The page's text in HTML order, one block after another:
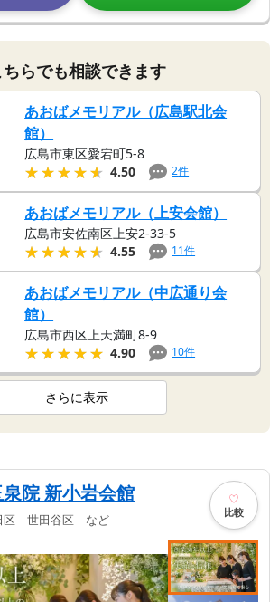
ちらでも相談できます
あおばメモリアル（広島駅北会
館）
広島市東区愛宕町5-8
★★★★★
★★★★★ 4.50 2件
あおばメモリアル（上安会館）
広島市安佐南区上安2-33-5
★★★★★
★★★★★ 4.55 11件
あおばメモリアル（中広通り会
館）
広島市西区上天満町8-9
★★★★★
★★★★★ 4.90 10件
さらに表示
院 新小岩会館
区 世田谷区 など 比較